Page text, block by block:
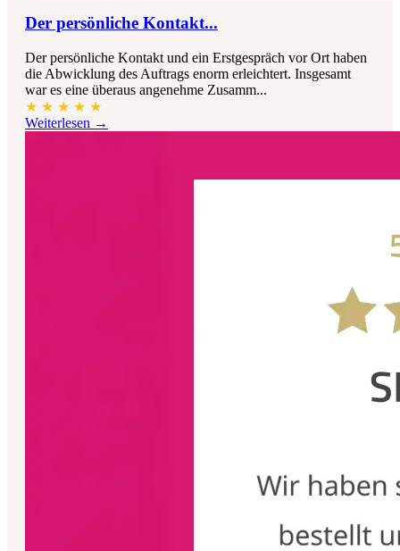
Der persönliche Kontakt...
Der persönliche Kontakt und ein Erstgespräch vor Ort haben
die Abwicklung des Auftrags enorm erleichtert. Insgesamt
war es eine überaus angenehme Zusamm...
★ ★ ★ ★ ★
Weiterlesen →